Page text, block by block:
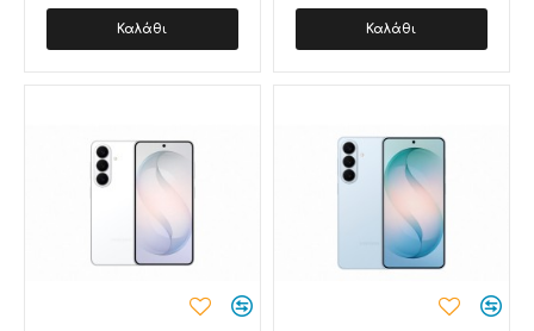
Καλάθι Καλάθι